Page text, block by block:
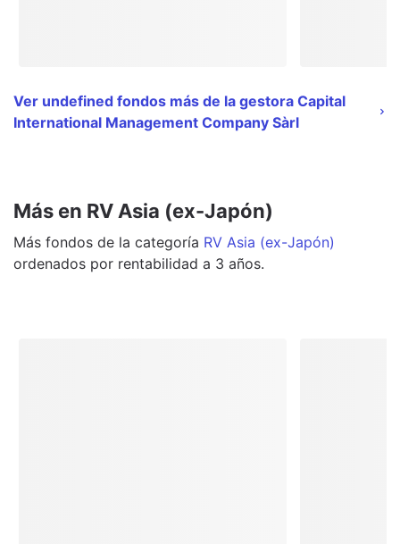
Ver undefined fondos más de la gestora Capital
International Management Company Sàrl
Más en RV Asia (ex-Japón)
Más fondos de la categoría RV Asia (ex-Japón)
ordenados por rentabilidad a 3 años.